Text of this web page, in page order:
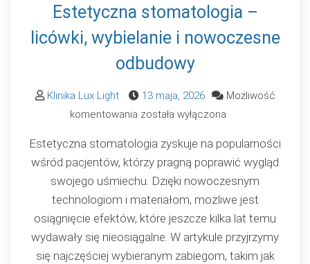
Estetyczna stomatologia –
licówki, wybielanie i nowoczesne
odbudowy
Klinika Lux Light 13 maja, 2026
Możliwość
komentowania Estetyczna
–
licówki,
wybielanie
i
nowoczesne
odbudowy
została wyłączona
Estetyczna stomatologia zyskuje na popularności
wśród pacjentów, którzy pragną poprawić wygląd
swojego uśmiechu. Dzięki nowoczesnym
technologiom i materiałom, możliwe jest
osiągnięcie efektów, które jeszcze kilka lat temu
wydawały się nieosiągalne. W artykule przyjrzymy
się najczęściej wybieranym zabiegom, takim jak